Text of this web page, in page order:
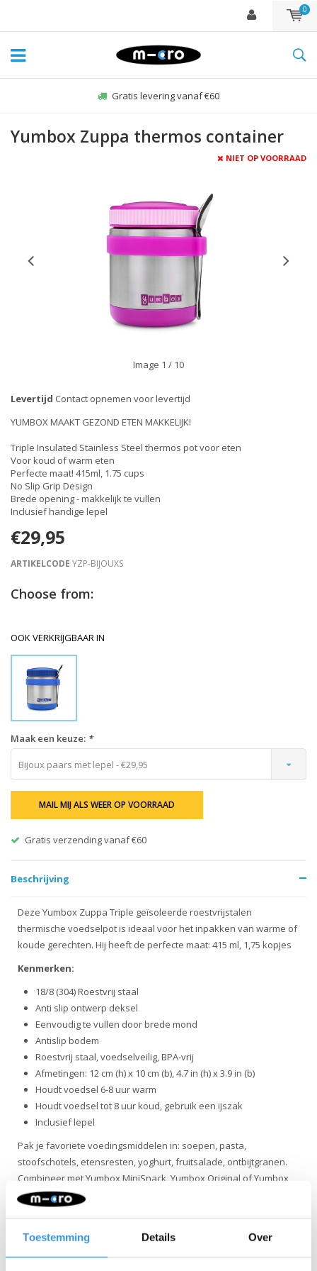
Toestemming Details Over
0
Gratis levering vanaf €60
Yumbox Zuppa thermos container
NIET OP VOORRAAD
Image 1 / 10
Levertijd Contact opnemen voor levertijd
YUMBOX MAAKT GEZOND ETEN MAKKELIJK!
Triple Insulated Stainless Steel thermos pot voor eten
Voor koud of warm eten
Perfecte maat! 415ml, 1.75 cups
No Slip Grip Design
Brede opening - makkelijk te vullen
Inclusief handige lepel
€29,95
ARTIKELCODE YZP-BIJOUXS
Choose from:
OOK VERKRIJGBAAR IN
Maak een keuze: *
Bijoux paars met lepel - €29,95
MAIL MIJ ALS WEER OP VOORRAAD
Gratis verzending vanaf €60
Beschrijving
Deze Yumbox Zuppa Triple geïsoleerde roestvrijstalen
thermische voedselpot is ideaal voor het inpakken van warme of
koude gerechten. Hij heeft de perfecte maat: 415 ml, 1,75 kopjes
Kenmerken:
18/8 (304) Roestvrij staal
Anti slip ontwerp deksel
Eenvoudig te vullen door brede mond
Antislip bodem
Roestvrij staal, voedselveilig, BPA-vrij
Afmetingen: 12 cm (h) x 10 cm (b), 4.7 in (h) x 3.9 in (b)
Houdt voedsel 6-8 uur warm
Houdt voedsel tot 8 uur koud, gebruik een ijszak
Inclusief lepel
Pak je favoriete voedingsmiddelen in: soepen, pasta,
stoofschotels, etensresten, yoghurt, fruitsalade, ontbijtgranen.
Combineer met Yumbox MiniSnack, Yumbox Original of Yumbox
Panino en verpak koude gerechten zoals kaas, crackers,
broodjes en fruit afzonderlijk.
Let op! Alleen met de hand wassen, niet in de magnetron.